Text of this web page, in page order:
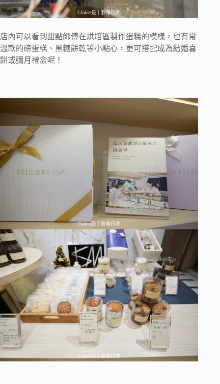
店內可以看到甜點師傅在烘培區製作蛋糕的模樣，也有常
溫款的磅蛋糕、黑糖餅乾等小點心，更可搭配成為結婚喜
餅或彌月禮盒呢！